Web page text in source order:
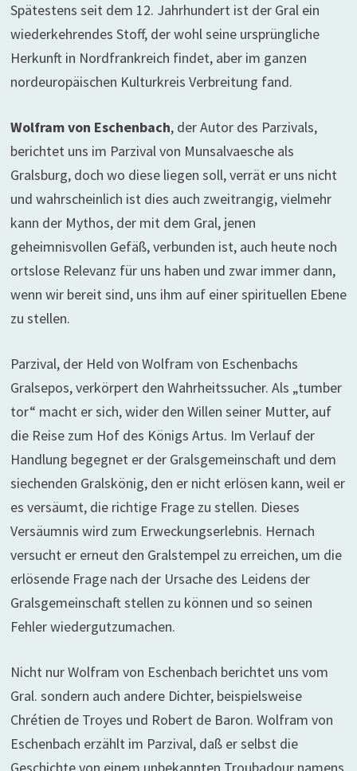
Spätestens seit dem 12. Jahrhundert ist der Gral ein
wiederkehrendes Stoff, der wohl seine ursprüngliche
Herkunft in Nordfrankreich findet, aber im ganzen
nordeuropäischen Kulturkreis Verbreitung fand.
Wolfram von Eschenbach, der Autor des Parzivals,
berichtet uns im Parzival von Munsalvaesche als
Gralsburg, doch wo diese liegen soll, verrät er uns nicht
und wahrscheinlich ist dies auch zweitrangig, vielmehr
kann der Mythos, der mit dem Gral, jenen
geheimnisvollen Gefäß, verbunden ist, auch heute noch
ortslose Relevanz für uns haben und zwar immer dann,
wenn wir bereit sind, uns ihm auf einer spirituellen Ebene
zu stellen.
Parzival, der Held von Wolfram von Eschenbachs
Gralsepos, verkörpert den Wahrheitssucher. Als „tumber
tor“ macht er sich, wider den Willen seiner Mutter, auf
die Reise zum Hof des Königs Artus. Im Verlauf der
Handlung begegnet er der Gralsgemeinschaft und dem
siechenden Gralskönig, den er nicht erlösen kann, weil er
es versäumt, die richtige Frage zu stellen. Dieses
Versäumnis wird zum Erweckungserlebnis. Hernach
versucht er erneut den Gralstempel zu erreichen, um die
erlösende Frage nach der Ursache des Leidens der
Gralsgemeinschaft stellen zu können und so seinen
Fehler wiedergutzumachen.
Nicht nur Wolfram von Eschenbach berichtet uns vom
Gral. sondern auch andere Dichter, beispielsweise
Chrétien de Troyes und Robert de Baron. Wolfram von
Eschenbach erzählt im Parzival, daß er selbst die